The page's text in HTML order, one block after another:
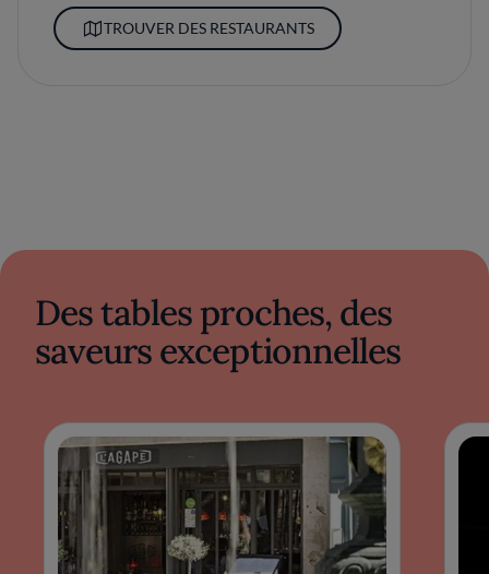
TROUVER DES RESTAURANTS
Des tables proches, des
saveurs exceptionnelles